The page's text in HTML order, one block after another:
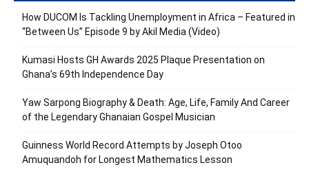
How DUCOM Is Tackling Unemployment in Africa – Featured in
“Between Us” Episode 9 by Akil Media (Video)
Kumasi Hosts GH Awards 2025 Plaque Presentation on
Ghana’s 69th Independence Day
Yaw Sarpong Biography & Death: Age, Life, Family And Career
of the Legendary Ghanaian Gospel Musician
Guinness World Record Attempts by Joseph Otoo
Amuquandoh for Longest Mathematics Lesson